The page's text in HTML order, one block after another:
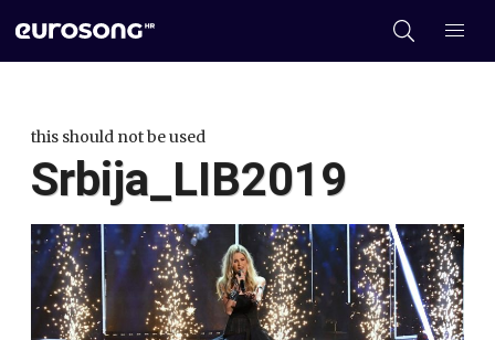
this should not be used
Srbija_LIB2019